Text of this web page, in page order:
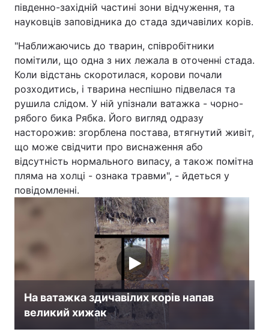
південно-західній частині зони відчуження, та
науковців заповідника до стада здичавілих корів.
"Наближаючись до тварин, співробітники
помітили, що одна з них лежала в оточенні стада.
Коли відстань скоротилася, корови почали
розходитись, і тварина неспішно підвелася та
рушила слідом. У ній упізнали ватажка - чорно-
рябого бика Рябка. Його вигляд одразу
насторожив: згорблена постава, втягнутий живіт,
що може свідчити про виснаження або
відсутність нормального випасу, а також помітна
пляма на холці - ознака травми", - йдеться у
повідомленні.
На ватажка здичавілих корів напав
великий хижак